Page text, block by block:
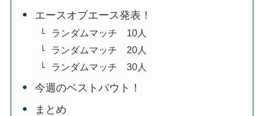
エースオブエース発表！
ランダムマッチ 10人
ランダムマッチ 20人
ランダムマッチ 30人
今週のベストバウト！
まとめ